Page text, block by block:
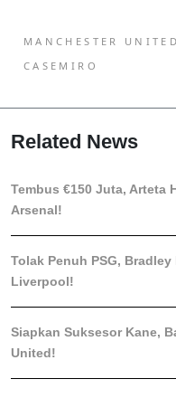
MANCHESTER UNITED
CASEMIRO
Related News
Tembus €150 Juta, Arteta
Arsenal!
Tolak Penuh PSG,
Liverpool!
Siapkan Suksesor Kane,
United!